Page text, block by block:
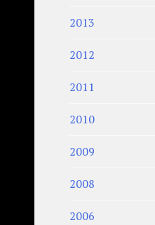
2013
2012
2011
2010
2009
2008
2006